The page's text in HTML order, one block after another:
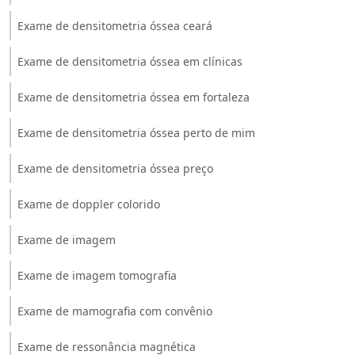
Exame de densitometria óssea ceará
Exame de densitometria óssea em clínicas
Exame de densitometria óssea em fortaleza
Exame de densitometria óssea perto de mim
Exame de densitometria óssea preço
Exame de doppler colorido
Exame de imagem
Exame de imagem tomografia
Exame de mamografia com convênio
Exame de ressonância magnética